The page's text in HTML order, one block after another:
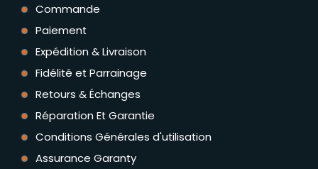
Commande
Paiement
Expédition & Livraison
Fidélité et Parrainage
Retours & Échanges
Réparation Et Garantie
Conditions Générales d'utilisation
Assurance Garanty